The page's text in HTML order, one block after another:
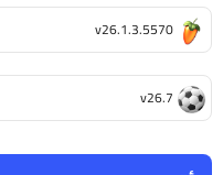
v26.1.3.5570
v26.7